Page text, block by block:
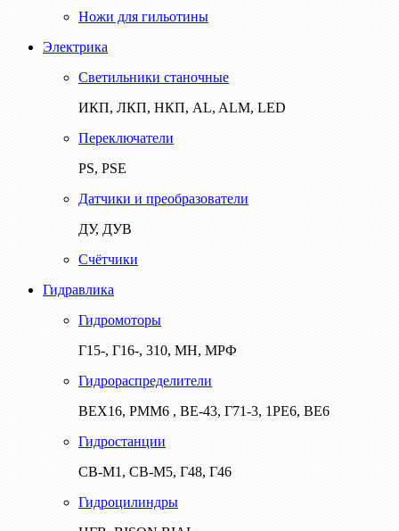
Ножи для гильотины
Электрика
Светильники станочные
ИКП, ЛКП, НКП, AL, ALM, LED
Переключатели
PS, PSE
Датчики и преобразователи
ДУ, ДУВ
Счётчики
Гидравлика
Гидромоторы
Г15-, Г16-, 310, МН, МРФ
Гидрораспределители
ВЕХ16, РММ6 , ВЕ-43, Г71-3, 1РЕ6, ВЕ6
Гидростанции
СВ-М1, СВ-М5, Г48, Г46
Гидроцилиндры